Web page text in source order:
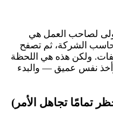
لصاحب العمل هي
الشركة، ثم تصفح
ولكن هذه هي اللحظة
وأخذ نفس عميق — والبدء
تمامًا تجاهل الأمر)